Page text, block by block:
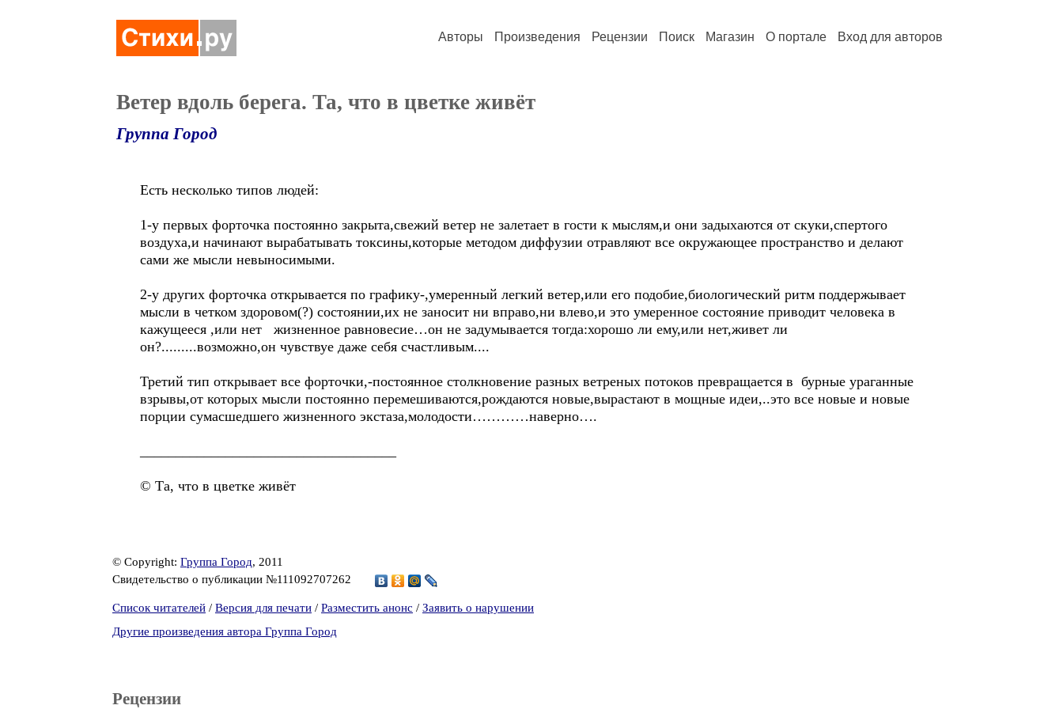
Авторы Произведения Рецензии Поиск Магазин О портале Вход для авторов
Ветер вдоль берега. Та, что в цветке живёт
Группа Город
Есть несколько типов людей:
1-у первых форточка постоянно закрыта,свежий ветер не залетает в гости к мыслям,и они задыхаются от скуки,спертого
воздуха,и начинают вырабатывать токсины,которые методом диффузии отравляют все окружающее пространство и делают
сами же мысли невыносимыми.
2-у других форточка открывается по графику-,умеренный легкий ветер,или его подобие,биологический ритм поддержывает
мысли в четком здоровом(?) состоянии,их не заносит ни вправо,ни влево,и это умеренное состояние приводит человека в
кажущееся ,или нет жизненное равновесие…он не задумывается тогда:хорошо ли ему,или нет,живет ли
он?.........возможно,он чувствуе даже себя счастливым....
Третий тип открывает все форточки,-постоянное столкновение разных ветреных потоков превращается в бурные ураганные
взрывы,от которых мысли постоянно перемешиваются,рождаются новые,вырастают в мощные идеи,..это все новые и новые
порции сумасшедшего жизненного экстаза,молодости…………наверно….
© Та, что в цветке живёт
© Copyright: Группа Город, 2011
Свидетельство о публикации №111092707262
Список читателей / Версия для печати / Разместить анонс / Заявить о нарушении
Другие произведения автора Группа Город
Рецензии